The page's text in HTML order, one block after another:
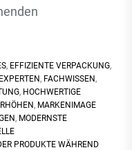
, EFFIZIENTE VERPACKUNG,
, FACHWISSEN,
, HOCHWERTIGE
, MARKENIMAGE
, MODERNSTE
PRODUKTE WÄHREND